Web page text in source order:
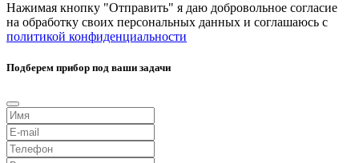
Нажимая кнопку "Отправить" я даю добровольное согласие
на обработку своих персональных данных и соглашаюсь с
политикой конфиденциальности
Подберем прибор под ваши задачи